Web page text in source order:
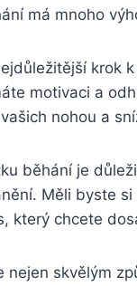
má mnoho
krok
motivaci a
nohou a
běhání je
Měli byste
který chcete
nejen skvělým